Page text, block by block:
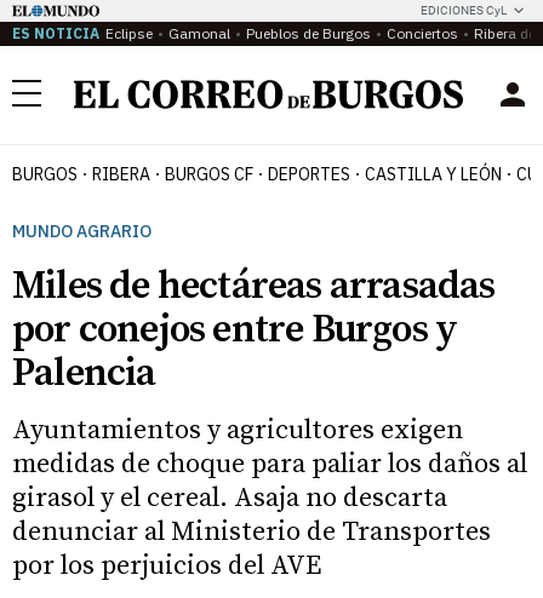
EDICIONES CyL
ES NOTICIA Eclipse Gamonal Pueblos de Burgos Conciertos Ribera del
Menú
BURGOS RIBERA BURGOS CF DEPORTES CASTILLA Y LEÓN
MUNDO AGRARIO
Miles de hectáreas arrasadas
por conejos entre Burgos y
Palencia
Ayuntamientos y agricultores exigen
medidas de choque para paliar los daños al
girasol y el cereal. Asaja no descarta
denunciar al Ministerio de Transportes
por los perjuicios del AVE